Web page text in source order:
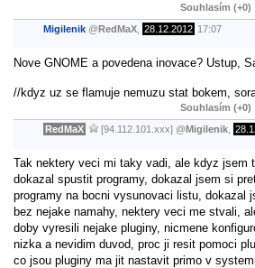
Souhlasím (+0)
Migilenik @RedMaX 28.12.2012 17:07
Nove GNOME a povedena inovace? Ustup,
//kdyz uz se flamuje nemuzu stat bokem,
Souhlasím (+0)
RedMaX [94.112.101.xxx] @Migilenik
Tak nektery veci mi taky vadi, ale kdyz jsem
dokazal spustit programy, dokazal jsem si
programy na bocni vysunovaci listu, dokazal
bez nejake namahy, nektery veci me stvali,
doby vyresili nejake pluginy, nicmene
nizka a nevidim duvod, proc ji resit pomoci
co jsou pluginy ma jit nastavit primo v